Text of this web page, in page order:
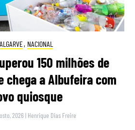
ALGARVE, NACIONAL
150 milhões de
chega a Albufeira com
quiosque
2026 | Henrique Dias Freire